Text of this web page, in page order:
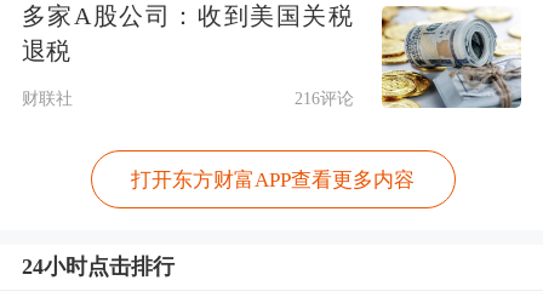
不变。因此您现在可以以今天的价格购
物。我们随时准备确保您的订单在此期
低价并最大限度地减少对您的影响。”
多家A股公司：收到美国关税
退税
财联社 216评论
打开东方财富APP查看更多内容
24小时点击排行